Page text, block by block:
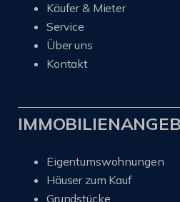
Käufer & Mieter
Service
Über uns
Kontakt
Eigentumswohnungen
Häuser zum Kauf
Grundstücke